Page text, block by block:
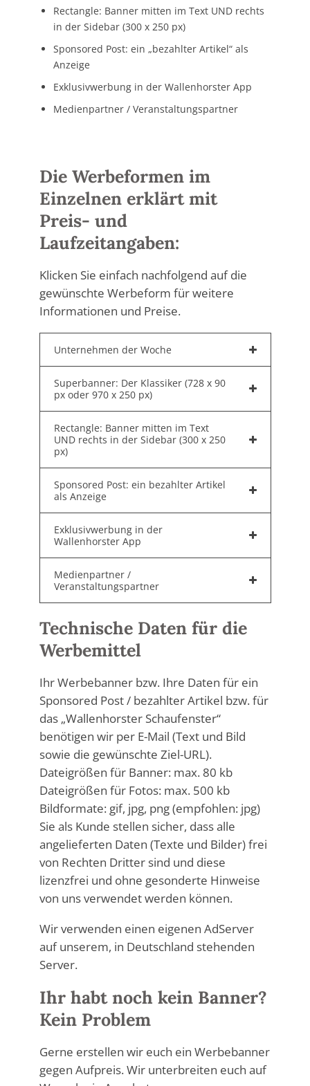
Rectangle: Banner mitten im Text UND rechts
in der Sidebar (300 x 250 px)
Sponsored Post: ein „bezahlter Artikel“ als
Anzeige
Exklusivwerbung in der Wallenhorster App
Medienpartner / Veranstaltungspartner
Die Werbeformen im
Einzelnen erklärt mit
Preis- und
Laufzeitangaben:
Klicken Sie einfach nachfolgend auf die
gewünschte Werbeform für weitere
Informationen und Preise.
Unternehmen der Woche
Superbanner: Der Klassiker (728 x 90
px oder 970 x 250 px)
Rectangle: Banner mitten im Text
UND rechts in der Sidebar (300 x 250
px)
Sponsored Post: ein bezahlter Artikel
als Anzeige
Exklusivwerbung in der
Wallenhorster App
Medienpartner /
Veranstaltungspartner
Technische Daten für die
Werbemittel
Ihr Werbebanner bzw. Ihre Daten für ein
Sponsored Post / bezahlter Artikel bzw. für
das „Wallenhorster Schaufenster“
benötigen wir per E-Mail (Text und Bild
sowie die gewünschte Ziel-URL).
Dateigrößen für Banner: max. 80 kb
Dateigrößen für Fotos: max. 500 kb
Bildformate: gif, jpg, png (empfohlen: jpg)
Sie als Kunde stellen sicher, dass alle
angelieferten Daten (Texte und Bilder) frei
von Rechten Dritter sind und diese
lizenzfrei und ohne gesonderte Hinweise
von uns verwendet werden können.
Wir verwenden einen eigenen AdServer
auf unserem, in Deutschland stehenden
Server.
Ihr habt noch kein Banner?
Kein Problem
Gerne erstellen wir euch ein Werbebanner
gegen Aufpreis. Wir unterbreiten euch auf